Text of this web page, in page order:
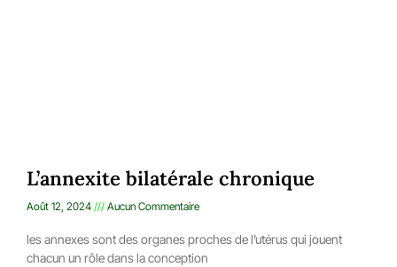
L’annexite bilatérale chronique
Août 12, 2024 Aucun Commentaire
les annexes sont des organes proches de l’utérus qui jouent
chacun un rôle dans la conception